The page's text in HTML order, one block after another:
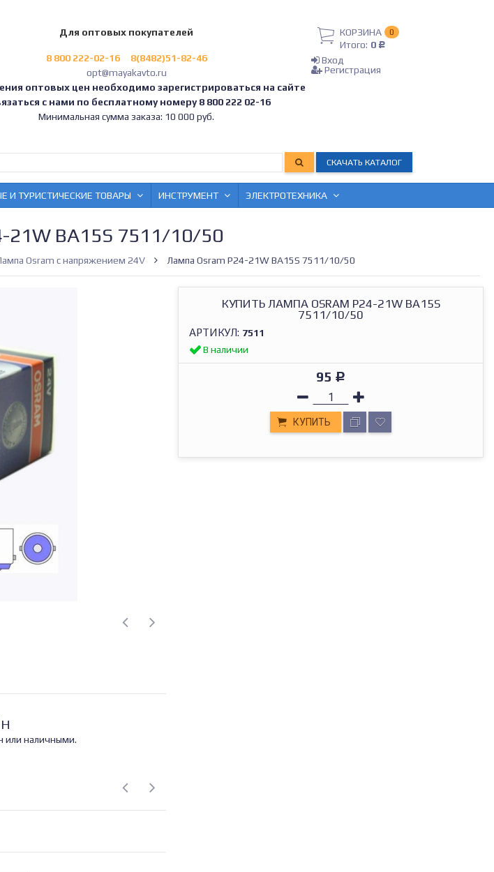
Для оптовых покупателей
8 800 222-02-16
8(8482)51-82-46
opt@mayakavto.ru
оптовых цен необходимо зарегистрироваться на сайте
с нами по бесплатному номеру 8 800 222 02-16
Минимальная сумма заказа: 10 000 руб.
КОРЗИНА 0
Итого: 0 Р
Вход
Регистрация
СКАЧАТЬ КАТАЛОГ
И ТУРИСТИЧЕСКИЕ ТОВАРЫ ИНСТРУМЕНТ ЭЛЕКТРОТЕХНИКА
21W BA15S 7511/10/50
Osram с напряжением 24V Лампа Osram P24-21W BA15S 7511/10/50
КУПИТЬ ЛАМПА OSRAM P24-21W BA15S
7511/10/50
АРТИКУЛ: 7511
В наличии
95 Р
КУПИТЬ
или наличными.